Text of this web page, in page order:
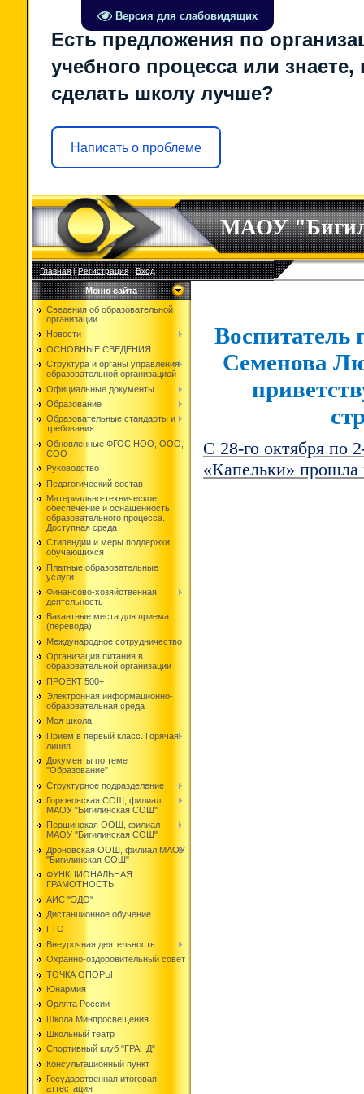
Версия для слабовидящих
Есть предложения по
учебного процесса или знаете,
сделать школу лучше?
Написать о проблеме
МАОУ
Главная|Регистрация|Вход
Меню сайта
Сведения об образовательной
организации
Новости
ОСНОВНЫЕ СВЕДЕНИЯ
Структура и органы управления
образовательной организацией
Официальные документы
Образование
Образовательные стандарты и
требования
Обновленные ФГОС НОО, ООО,
СОО
Руководство
Педагогический состав
Материально-техническое
обеспечение и оснащенность
образовательного процесса.
Доступная среда
Стипендии и меры поддержки
обучающихся
Платные образовательные
услуги
Финансово-хозяйственная
деятельность
Вакантные места для приема
(перевода)
Международное сотрудничество
Организация питания в
образовательной организации
ПРОЕКТ 500+
Электронная информационно-
образовательная среда
Моя школа
Прием в первый класс. Горячая
линия
Документы по теме
"Образование"
Структурное подразделение
Горюновская СОШ, филиал
МАОУ "Бигилинская СОШ"
Першинская ООШ, филиал
МАОУ "Бигилинская СОШ"
Дроновская ООШ, филиал МАОУ
"Бигилинская СОШ"
ФУНКЦИОНАЛЬНАЯ
ГРАМОТНОСТЬ
АИС "ЭДО"
Дистанционное обучение
ГТО
Внеурочная деятельность
Охранно-оздоровительный совет
ТОЧКА ОПОРЫ
Юнармия
Орлята России
Школа Минпросвещения
Школьный театр
Спортивный клуб "ГРАНД"
Консультационный пункт
Государственная итоговая
аттестация
Семенова
С 28-го октября по
«Капельки»